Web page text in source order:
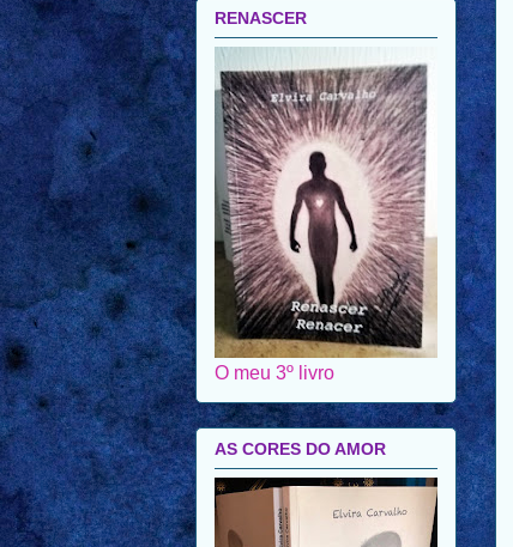
RENASCER
O meu 3º livro
AS CORES DO AMOR